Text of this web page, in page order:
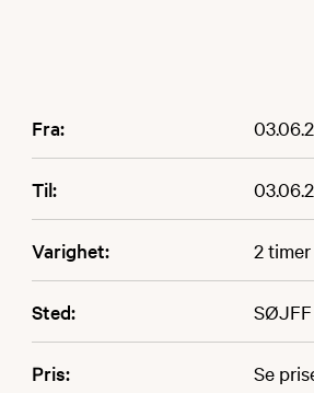
Fra:
Til:
Varighet: 2 timer
Sted:
Pris: Se